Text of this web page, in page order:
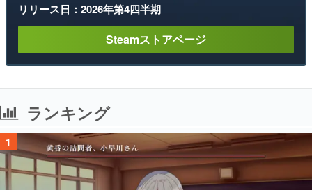
リリース日：2026年第4四半期
Steamストアページ
ランキング
1